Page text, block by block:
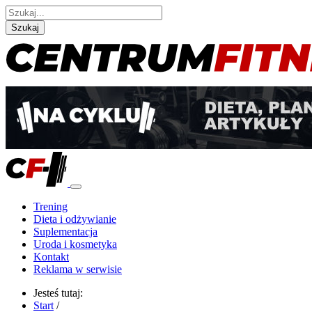
Szukaj
Trening
Dieta i odżywianie
Suplementacja
Uroda i kosmetyka
Kontakt
Reklama w serwisie
Jesteś tutaj:
Start /